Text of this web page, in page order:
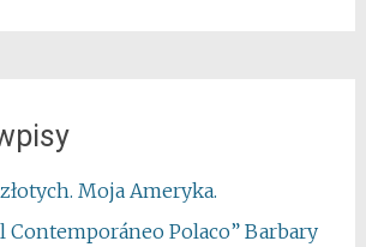
Moja Ameryka.
Contemporáneo Polaco” Barbary